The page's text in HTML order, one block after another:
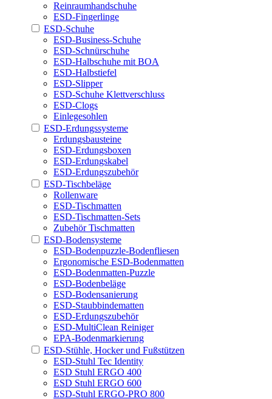
Reinraumhandschuhe
ESD-Fingerlinge
ESD-Schuhe
ESD-Business-Schuhe
ESD-Schnürschuhe
ESD-Halbschuhe mit BOA
ESD-Halbstiefel
ESD-Slipper
ESD-Schuhe Klettverschluss
ESD-Clogs
Einlegesohlen
ESD-Erdungssysteme
Erdungsbausteine
ESD-Erdungsboxen
ESD-Erdungskabel
ESD-Erdungszubehör
ESD-Tischbeläge
Rollenware
ESD-Tischmatten
ESD-Tischmatten-Sets
Zubehör Tischmatten
ESD-Bodensysteme
ESD-Bodenpuzzle-Bodenfliesen
Ergonomische ESD-Bodenmatten
ESD-Bodenmatten-Puzzle
ESD-Bodenbeläge
ESD-Bodensanierung
ESD-Staubbindematten
ESD-Erdungszubehör
ESD-MultiClean Reiniger
EPA-Bodenmarkierung
ESD-Stühle, Hocker und Fußstützen
ESD-Stuhl Tec Identity
ESD Stuhl ERGO 400
ESD Stuhl ERGO 600
ESD-Stuhl ERGO-PRO 800